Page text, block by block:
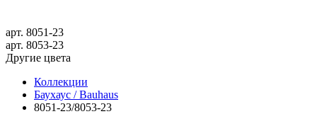
арт. 8051-23
арт. 8053-23
Другие цвета
Коллекции
Баухаус / Bauhaus
8051-23/8053-23